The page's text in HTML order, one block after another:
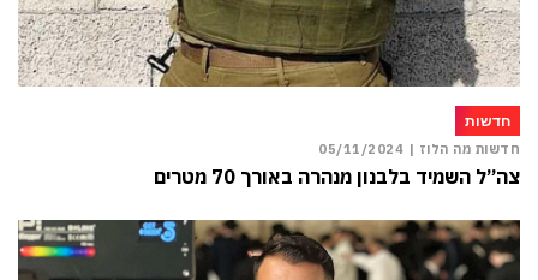
חדשות
חדשות מה הלוז | 05/11/2024
צה”ל השמיד בלבנון מנהרה באורך 70 מטרים